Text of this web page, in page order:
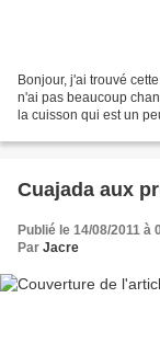
Bonjour, j'ai trouvé
n'ai pas beaucoup
la cuisson qui est un
Cuajada aux
Publié le 14/08/2011 à
Par Jacre